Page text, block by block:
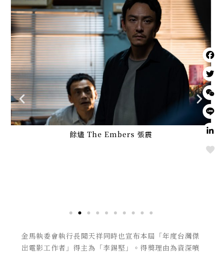
餘燼 The Embers 張震
金馬執委會執行長聞天祥同時也宣布本屆「年度台灣傑
出電影工作者」得主為「李錫堅」。得獎理由為資深噴
Love